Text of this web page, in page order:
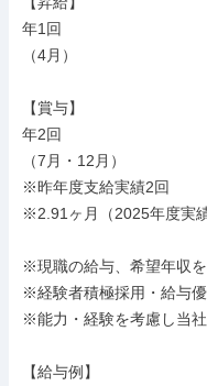
年1回
（4月）
【賞与】
年2回
（7月・12月）
※昨年度支給実績2回
※2.91ヶ月（2025年度実績
※現職の給与、希望年収
※経験者積極採用・給与
※能力・経験を考慮し当
【給与例】